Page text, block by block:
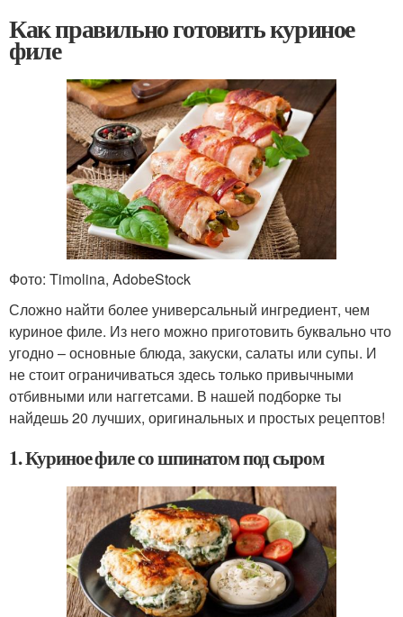
Как правильно готовить куриное
филе
Фото: Timolina, AdobeStock
Сложно найти более универсальный ингредиент, чем
куриное филе. Из него можно приготовить буквально что
угодно – основные блюда, закуски, салаты или супы. И
не стоит ограничиваться здесь только привычными
отбивными или наггетсами. В нашей подборке ты
найдешь 20 лучших, оригинальных и простых рецептов!
1. Куриное филе со шпинатом под сыром